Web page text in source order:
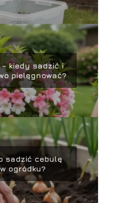
– kiedy sadzić i
pielęgnować?
sadzić cebulę
ogródku?